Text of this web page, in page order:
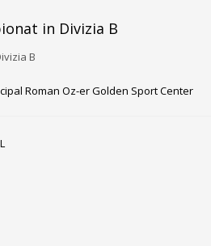
in Divizia B
B
Roman Oz-er Golden Sport Center